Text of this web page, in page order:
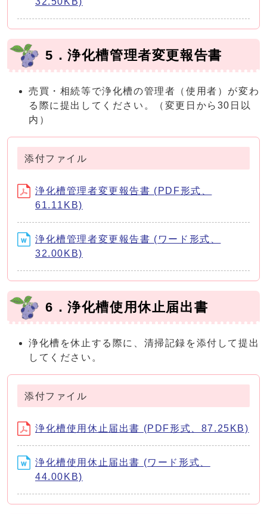
5．浄化槽管理者変更報告書
売買・相続等で浄化槽の管理者（使用者）が変わ
る際に提出してください。（変更日から30日以
内）
添付ファイル
浄化槽管理者変更報告書 (PDF形式、
61.11KB)
浄化槽管理者変更報告書 (ワード形式、
32.00KB)
6．浄化槽使用休止届出書
浄化槽を休止する際に、清掃記録を添付して提出
してください。
添付ファイル
浄化槽使用休止届出書 (PDF形式、87.25KB)
浄化槽使用休止届出書 (ワード形式、
44.00KB)